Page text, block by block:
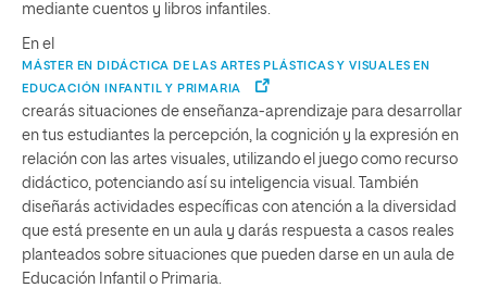
mediante cuentos y libros infantiles.
En el
MÁSTER EN DIDÁCTICA DE LAS ARTES PLÁSTICAS Y VISUALES EN
EDUCACIÓN INFANTIL Y PRIMARIA
crearás situaciones de enseñanza-aprendizaje para desarrollar
en tus estudiantes la percepción, la cognición y la expresión en
relación con las artes visuales, utilizando el juego como recurso
didáctico, potenciando así su inteligencia visual. También
diseñarás actividades específicas con atención a la diversidad
que está presente en un aula y darás respuesta a casos reales
planteados sobre situaciones que pueden darse en un aula de
Educación Infantil o Primaria.